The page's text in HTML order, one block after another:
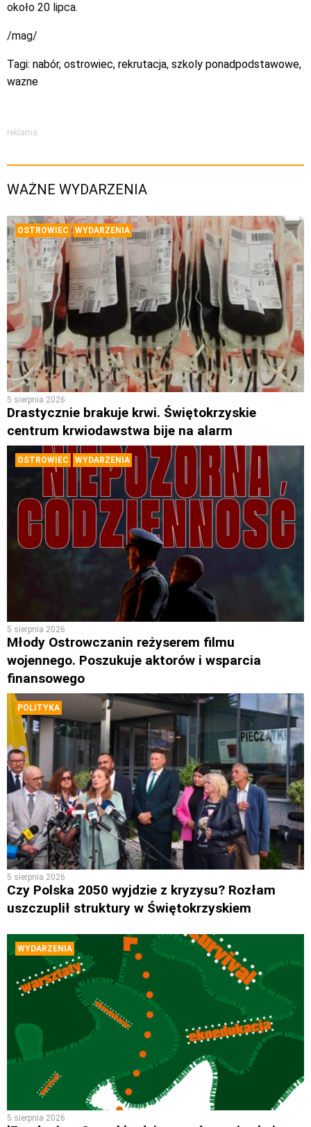
około 20 lipca.
/mag/
Tagi: nabór, ostrowiec, rekrutacja, szkoly ponadpodstawowe,
wazne
reklama
WAŻNE WYDARZENIA
OSTROWIEC WYDARZENIA
5 sierpnia 2026
Drastycznie brakuje krwi. Świętokrzyskie
centrum krwiodawstwa bije na alarm
OSTROWIEC WYDARZENIA
5 sierpnia 2026
Młody Ostrowczanin reżyserem filmu
wojennego. Poszukuje aktorów i wsparcia
finansowego
POLITYKA
5 sierpnia 2026
Czy Polska 2050 wyjdzie z kryzysu? Rozłam
uszczuplił struktury w Świętokrzyskiem
WYDARZENIA
5 sierpnia 2026